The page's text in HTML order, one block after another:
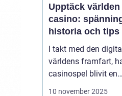
Upptäck världen
casino:
historia och tips
I takt med den
världens framfart,
casinospel blivit en
omåttligt populär
10 november 2025